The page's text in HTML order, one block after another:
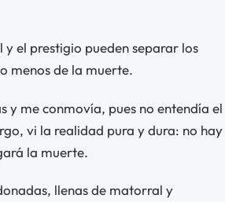
el prestigio pueden separar los
menos de la muerte.
y me conmovía, pues no entendía el
vi la realidad pura y dura: no hay
la muerte.
llenas de matorral y